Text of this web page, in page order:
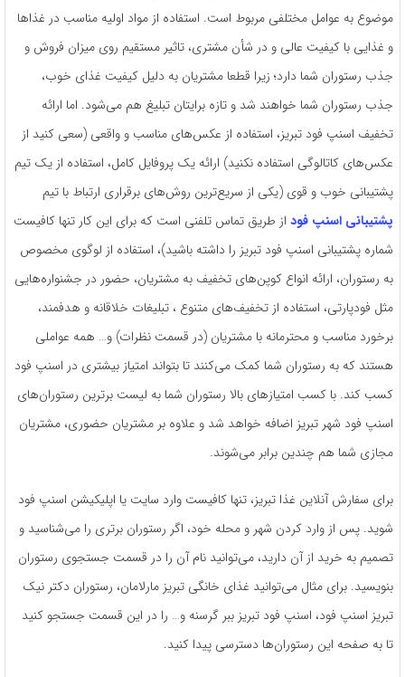
موضوع به عوامل مختلفی مربوط است. استفاده از مواد اولیه مناسب در غذاها
و غذایی با کیفیت عالی و در شأن مشتری، تاثیر مستقیم روی میزان فروش و
جذب رستوران شما دارد؛ زیرا قطعا مشتریان به دلیل کیفیت غذای خوب،
جذب رستوران شما خواهند شد و تازه برایتان تبلیغ هم می‌شود. اما ارائه
تخفیف اسنپ فود تبریز، استفاده از عکس­‌های مناسب و واقعی (سعی‌ کنید از
عکس­‌های کاتالوگی استفاده نکنید) ارائه­ یک پروفایل کامل، استفاده از یک تیم
پشتیبانی خوب و قوی (یکی از سریع­‌ترین روش‌­های برقراری ارتباط با تیم
پشتیبانی اسنپ فود از طریق تماس تلفنی است که برای این­ کار تنها کافیست
شماره­ پشتیبانی اسنپ فود تبریز را داشته باشید)، استفاده از لوگوی مخصوص
به رستوران، ارائه انواع کوپن­‌های تخفیف به مشتریان، حضور در جشنواره‌­هایی
مثل فودپارتی، استفاده از تخفیف­‌‎های متنوع ، تبلیغات خلاقانه و هدفمند،
برخورد مناسب و محترمانه با مشتریان (در قسمت نظرات) و… همه عواملی
هستند که به رستوران شما کمک می­‌کنند تا بتواند امتیاز بیشتری در اسنپ فود
کسب کند. با کسب امتیازهای بالا رستوران شما به لیست برترین رستوران­‌های
اسنپ فود شهر تبریز اضافه خواهد شد و علاوه بر مشتریان حضوری، مشتریان
مجازی شما هم چندین برابر می‌شوند.
برای سفارش آنلاین غذا تبریز، تنها کافی­ست وارد سایت یا اپلیکیشن اسنپ فود
شوید. پس از وارد کردن شهر و محله­ خود، اگر رستوران برتری را می­‌شناسید و
تصمیم به خرید از آن دارید، می‌­توانید نام آن را در قسمت جست­جوی رستوران
بنویسید. برای مثال می­‌توانید غذای خانگی تبریز مارلامان، رستوران دکتر نیک
تبریز اسنپ فود، اسنپ فود تبریز ببر گرسنه و… را در این قسمت جستجو کنید
تا به صفحه­ این رستوران­‌ها دسترسی پیدا کنید.